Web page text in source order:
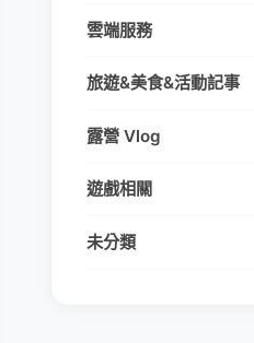
雲端服務
旅遊&美食&活動記事
露營 Vlog
遊戲相關
未分類